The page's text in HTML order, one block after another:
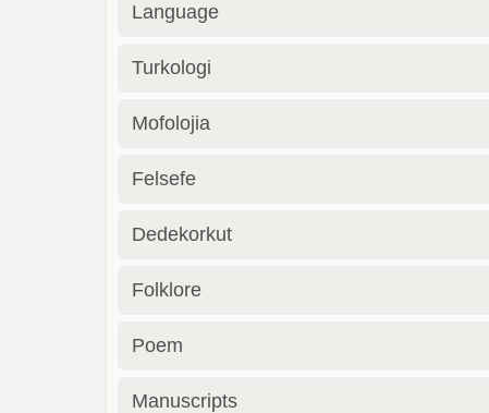
Language
Turkologi
Mofolojia
Felsefe
Dedekorkut
Folklore
Poem
Manuscripts